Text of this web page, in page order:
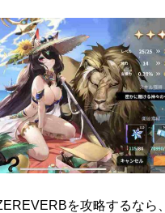
を攻略するなら、